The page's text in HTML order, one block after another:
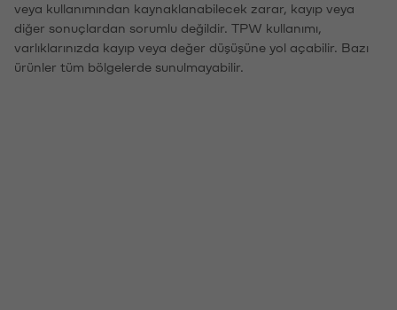
veya kullanımından kaynaklanabilecek zarar, kayıp veya
diğer sonuçlardan sorumlu değildir. TPW kullanımı,
varlıklarınızda kayıp veya değer düşüşüne yol açabilir. Bazı
ürünler tüm bölgelerde sunulmayabilir.